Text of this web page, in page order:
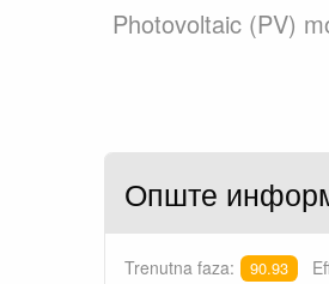
Photovoltaic (PV)
Опште
Trenutna faza: 90.93